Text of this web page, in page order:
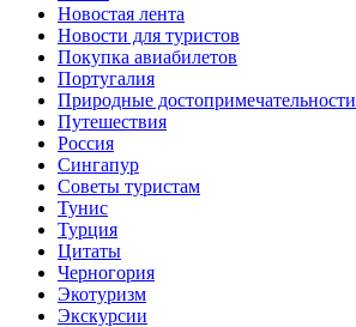
Новостая лента
Новости для туристов
Покупка авиабилетов
Португалия
Природные достопримечательности
Путешествия
Россия
Сингапур
Советы туристам
Тунис
Турция
Цитаты
Черногория
Экотуризм
Экскурсии